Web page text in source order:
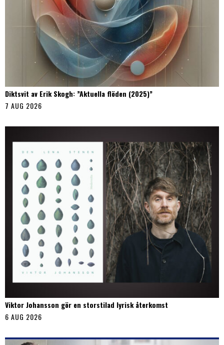
Diktsvit av Erik Skogh: ”Aktuella flöden (2025)”
7 AUG 2026
Viktor Johansson gör en storstilad lyrisk återkomst
6 AUG 2026